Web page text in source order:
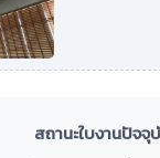
สถานะใบงานปัจจุ